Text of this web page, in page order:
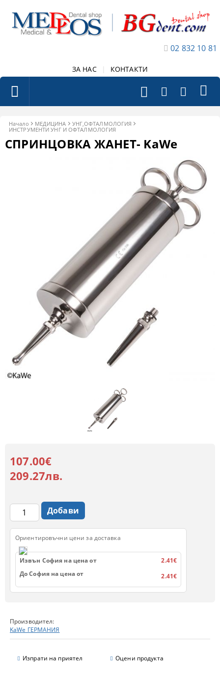
02 832 10 81
ЗА НАС КОНТАКТИ
Начало МЕДИЦИНА
УНГ,ОФТАЛМОЛОГИЯ
ИНСТРУМЕНТИ УНГ И ОФТАЛМОЛОГИЯ
СПРИНЦОВКА ЖАНЕТ- KaWe
Производител:
KaWe ГЕРМАНИЯ
Изпрати на приятел Оцени продукта
107.00€
209.27лв.
Ориентировъчни цени за доставка
Извън София на цена от
2.41€
До София на цена от
2.41€